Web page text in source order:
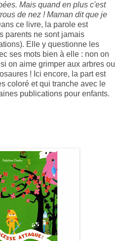
Mais quand en plus c'est
de nez ! Maman dit que je
ce livre, la parole est
parents ne sont jamais
Elle y questionne les
ses mots bien à elle : non on
on aime grimper aux arbres ou
! Ici encore, la part est
coloré et qui tranche avec le
publications pour enfants.